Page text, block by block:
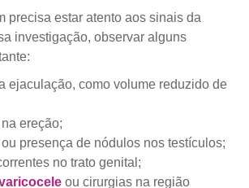
precisa estar atento aos sinais da
investigação, observar alguns
ejaculação, como volume reduzido de
ereção;
presença de nódulos nos testículos;
no trato genital;
ou cirurgias na região